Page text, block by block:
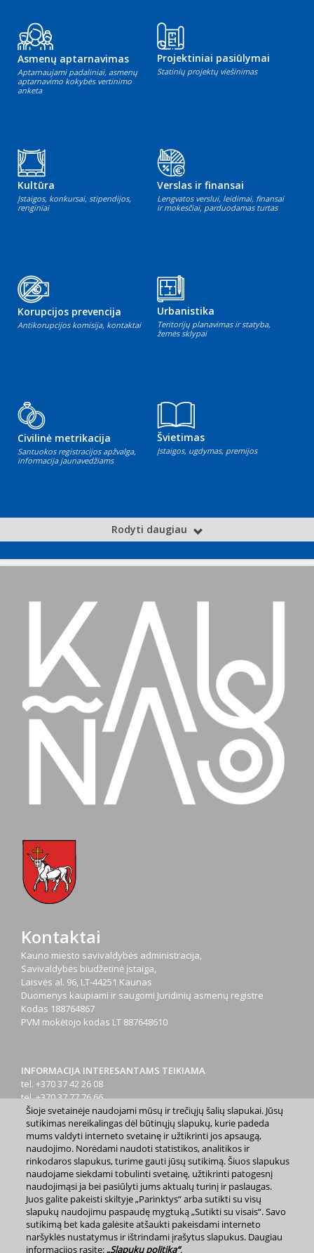
Asmenų aptarnavimas
Aptarnaujami padaliniai, asmenų
aptarnavimo kokybės vertinimo
anketa
Projektiniai pasiūlymai
Statinių projektų viešinimas
Kultūra
Įstaigos, konkursai, stipendijos,
renginiai
Verslas ir finansai
Lengvatos verslui, leidimai, finansai
ir mokesčiai, parduodamas turtas
Korupcijos prevencija
Antikorupcijos komisija, kontaktai
Urbanistika
Teritorijų planavimas ir statyba,
žemės sklypai
Civilinė metrikacija
Santuokos registracijos apžvalga,
informacija jaunavedžiams
Švietimas
Įstaigos, ugdymas, premijos
Rodyti daugiau
Kontaktai
Kauno miesto savivaldybės administracija,
Savivaldybės biudžetinė įstaiga,
Laisvės al. 96, LT-44251 Kaunas
Duomenys kaupiami ir saugomi Juridinių asmenų registre
Kodas 188764867
PVM mokėtojo kodas LT 887648610
INFORMACIJA INTERESANTAMS TEIKIAMA
tel. +370 37 42 26 08
tel. +370 37 77 76 66
tel. +370 660 07000
el. p.info@kaunas.lt
2023 m. Kauno miesto savivaldybė. Kopijuoti ir platinti
www.kaunas.lt skelbiamą informaciją be autorių sutikimo draudžiama.
Svetainės žemėlapis »
Šioje svetainėje naudojami mūsų ir trečiųjų šalių slapukai. Jūsų
sutikimas nereikalingas dėl būtinųjų slapukų, kurie padeda
mums valdyti interneto svetainę ir užtikrinti jos apsaugą,
naudojimo. Norėdami naudoti statistikos, analitikos ir
rinkodaros slapukus, turime gauti jūsų sutikimą. Šiuos slapukus
naudojame siekdami tobulinti svetainę, užtikrinti patogesnį
naudojimąsi ja bei pasiūlyti jums aktualų turinį ir paslaugas.
Juos galite pakeisti skiltyje „Parinktys“ arba sutikti su visų
slapukų naudojimu paspaudę mygtuką „Sutikti su visais“. Savo
sutikimą bet kada galėsite atšaukti pakeisdami interneto
naršyklės nustatymus ir ištrindami įrašytus slapukus. Daugiau
informacijos rasite:„Slapukų politika“.